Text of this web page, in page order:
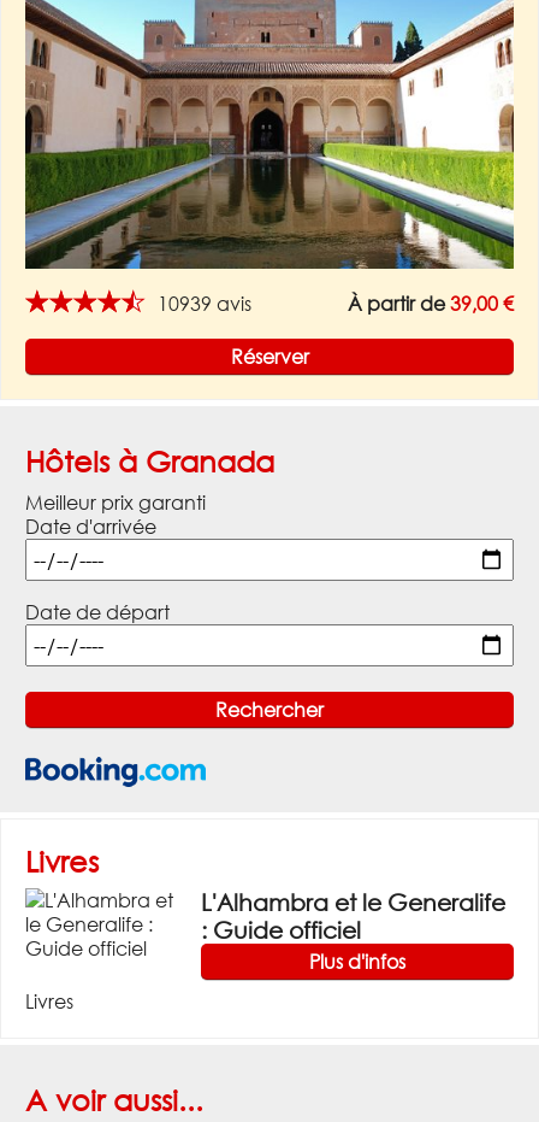
★★★★★ 10939 avis À partir de39,00 €
Réserver
Hôtels à Granada
Meilleur prix garanti
Date d'arrivée
Date de départ
Livres
L'Alhambra et le Generalife
: Guide officiel
Plus d'infos
Livres
A voir aussi...